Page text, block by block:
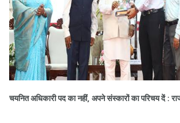
चयनित अधिकारी पद का नहीं, अपने संस्कारों का परिचय दें :